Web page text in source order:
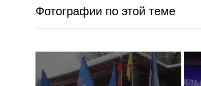
Фотографии по этой теме